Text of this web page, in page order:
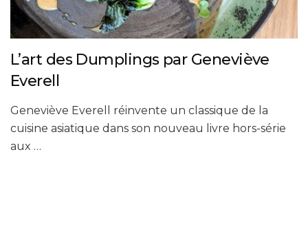
L’art des Dumplings par Geneviève
Everell
Geneviève Everell réinvente un classique de la
cuisine asiatique dans son nouveau livre hors-série
aux …